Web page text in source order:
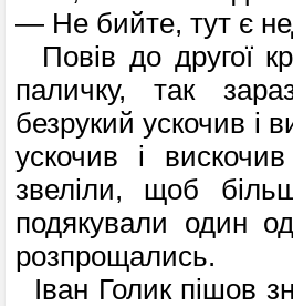
— Не бийте, тут є
Повів до другої
паличку, так
безрукий ускочив і
ускочив і
звеліли, щоб
подякували один
розпрощались.
Іван Голик пішов